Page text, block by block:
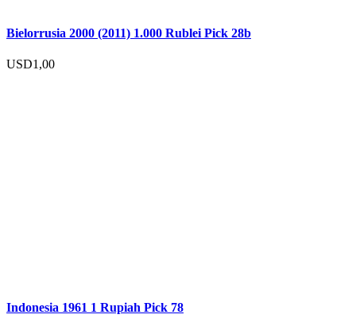
Bielorrusia 2000 (2011) 1.000 Rublei Pick 28b
USD1,00
Indonesia 1961 1 Rupiah Pick 78